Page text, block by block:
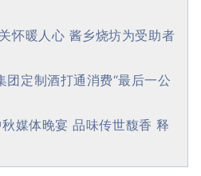
怀暖人心 酱乡烧坊为受助者
团定制酒打通消费“最后一公
媒体晚宴 品味传世馥香 释